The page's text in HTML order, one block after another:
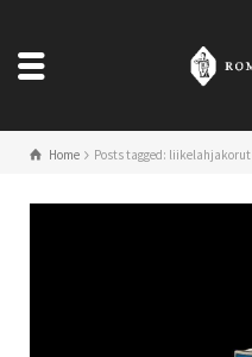
Home Posts tagged: liikelahjakorut